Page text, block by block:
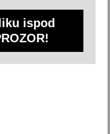
u ovom
kada budem
ispod